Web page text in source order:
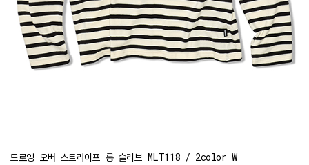
드로잉 오버 스트라이프 롱 슬리브 MLT118 / 2color W